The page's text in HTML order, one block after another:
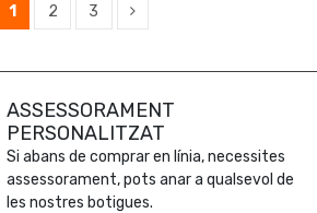
1 2 3
ASSESSORAMENT
PERSONALITZAT
Si abans de comprar en línia, necessites
assessorament, pots anar a qualsevol de
les nostres botigues.